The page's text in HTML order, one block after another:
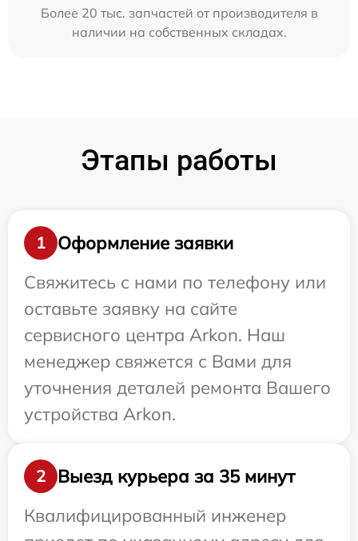
Более 20 тыс. запчастей от производителя в
наличии на собственных складах.
Этапы работы
1
Оформление заявки
Свяжитесь с нами по телефону или
оставьте заявку на сайте
сервисного центра Arkon. Наш
менеджер свяжется с Вами для
уточнения деталей ремонта Вашего
устройства Arkon.
2
Выезд курьера за 35 минут
Квалифицированный инженер